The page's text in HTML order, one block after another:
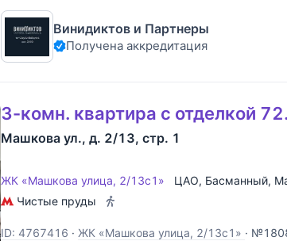
Винидиктов и Партнеры
Получена аккредитация
3-комн. квартира с отделкой
Машкова ул., д. 2/13, стр. 1
ЖК «Машкова улица, 2/13с1» ЦАО, Басманный,
Чистые пруды
ID: 4767416 · ЖК «Машкова улица, 2/13с1» ·